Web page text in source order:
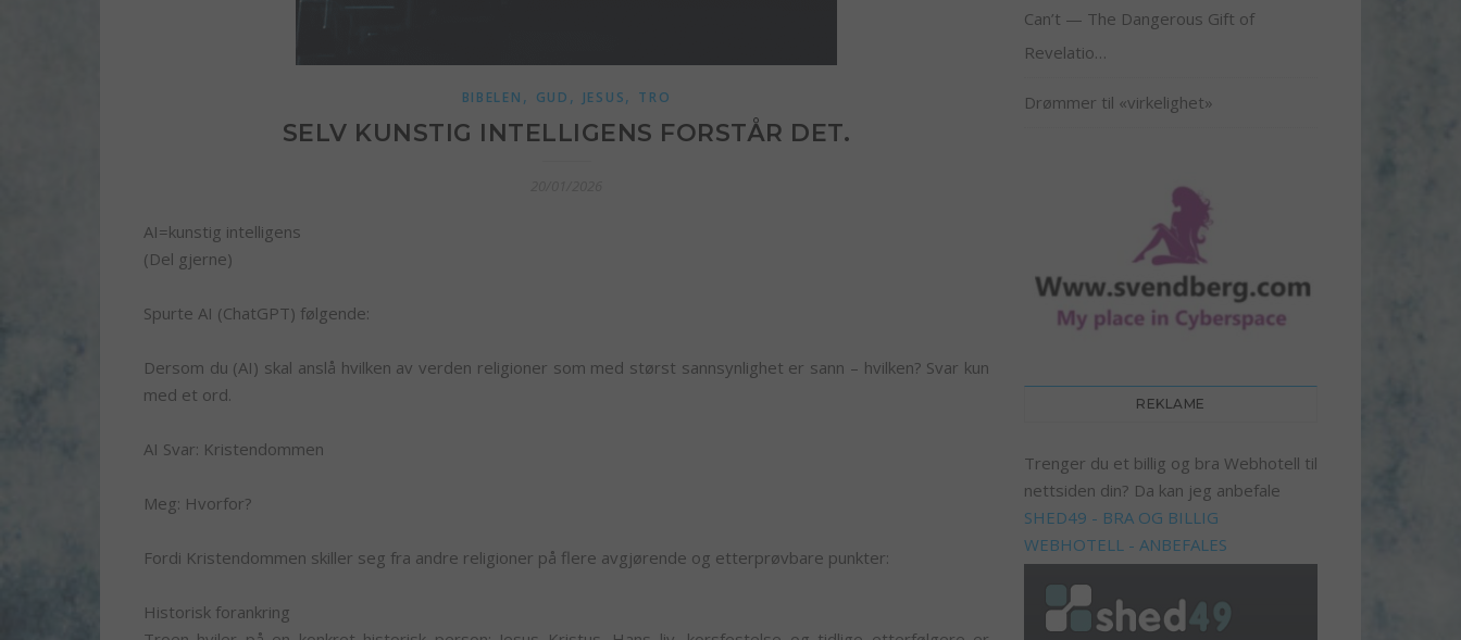
BIBELEN , GUD , JESUS, TRO
SELV KUNSTIG INTELLIGENS FORSTÅR DET.
AI=kunstig intelligens
(Del gjerne)
Spurte AI (ChatGPT) følgende:
Dersom du (AI) skal anslå hvilken av verden religioner som med størst sannsynlighet er sann – hvilken? Svar kun
med et ord.
AI Svar: Kristendommen
Meg: Hvorfor?
Fordi Kristendommen skiller seg fra andre religioner på flere avgjørende og etterprøvbare punkter:
Historisk forankring
Can’t — The Dangerous Gift of
Revelatio…
Drømmer til «virkelighet»
REKLAME
Trenger du et billig og bra Webhotell til
nettsiden din? Da kan jeg anbefale
SHED49 - BRA OG BILLIG
WEBHOTELL - ANBEFALES